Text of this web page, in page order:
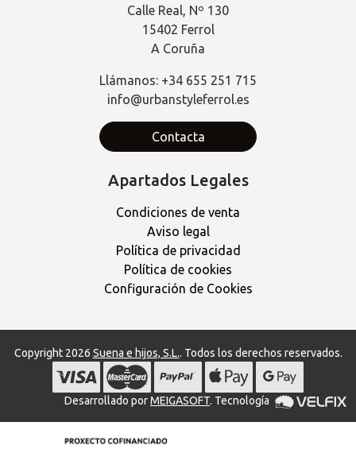
Calle Real, Nº 130
15402 Ferrol
A Coruña
Llámanos: +34 655 251 715
info@urbanstyleferrol.es
Contacta
Apartados Legales
Condiciones de venta
Aviso legal
Política de privacidad
Política de cookies
Configuración de Cookies
Copyright 2026 Suena e hijos, S.L.. Todos los derechos reservados.
Desarrollado porMEIGASOFT. Tecnología